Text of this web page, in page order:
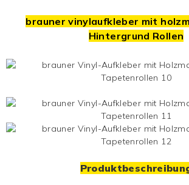
brauner vinylaufkleber mit
Hintergrund Rollen